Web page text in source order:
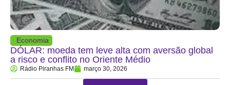
Economia
DÓLAR: moeda tem leve alta com aversão global
a risco e conflito no Oriente Médio
Rádio Piranhas FM março 30, 2026